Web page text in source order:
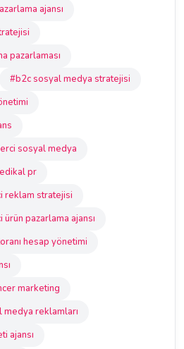
ajansı
pazarlaması
#b2c sosyal medya stratejisi
sosyal medya
pr
reklam stratejisi
ürün pazarlama ajansı
hesap yönetimi
marketing
reklamları
ajansı